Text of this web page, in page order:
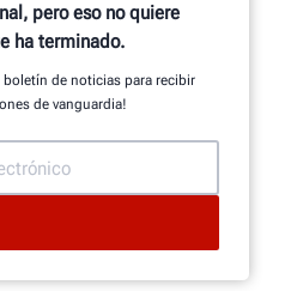
pero eso no quiere
ha terminado.
boletín de noticias para recibir
de vanguardia!